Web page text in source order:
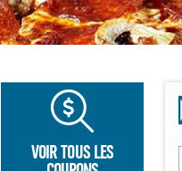
VOIR TOUS LES